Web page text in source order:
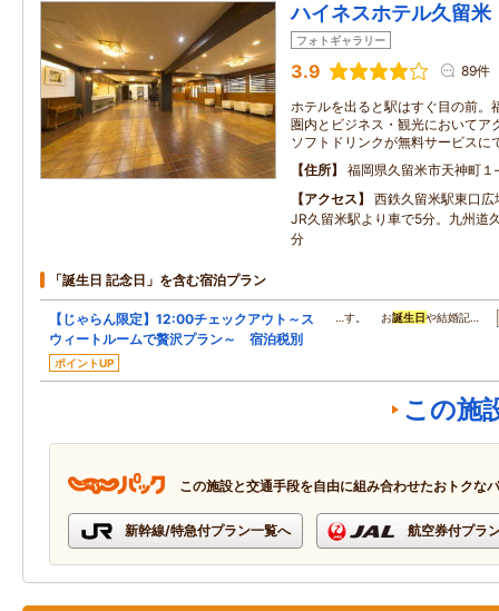
ハイネスホテル久留米
フォトギャラリー
3.9 89件
ホテルを出ると駅はすぐ目の前。
圏内とビジネス・観光においてア
ソフトドリンクが無料サービスに
住所
福岡県久留米市天神町
アクセス
西鉄久留米駅東口
JR久留米駅より車で5分。九州道
分
「誕生日 記念日」を含む宿泊プラン
【じゃらん限定】12:00チェックアウト～ス
ウィートルームで贅沢プラン～ 宿泊税別
ポイントUP
…す。 お誕生日や結婚記…
この施
この施設と交通手段を自由に組み合わせたおトクな
新幹線/特急付プラン一覧へ 航空券付プラ